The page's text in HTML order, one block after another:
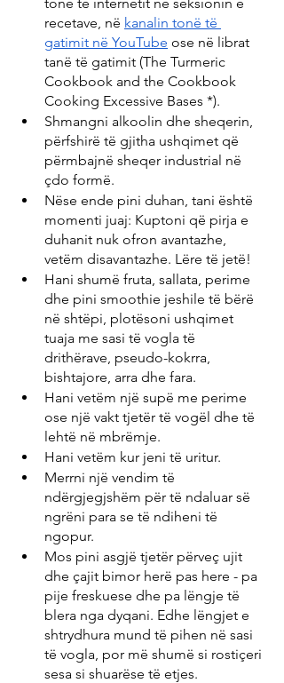
recetave, në kanalin tonë të
gatimit në YouTube ose në librat
tanë të gatimit (The Turmeric
Cookbook and the Cookbook
Cooking Excessive Bases *).
Shmangni alkoolin dhe sheqerin,
përfshirë të gjitha ushqimet që
përmbajnë sheqer industrial në
çdo formë.
Nëse ende pini duhan, tani është
momenti juaj: Kuptoni që pirja e
duhanit nuk ofron avantazhe,
vetëm disavantazhe. Lëre të jetë!
Hani shumë fruta, sallata, perime
dhe pini smoothie jeshile të bërë
në shtëpi, plotësoni ushqimet
tuaja me sasi të vogla të
drithërave, pseudo-kokrra,
bishtajore, arra dhe fara.
Hani vetëm një supë me perime
ose një vakt tjetër të vogël dhe të
lehtë në mbrëmje.
Hani vetëm kur jeni të uritur.
Merrni një vendim të
ndërgjegjshëm për të ndaluar së
ngrëni para se të ndiheni të
ngopur.
Mos pini asgjë tjetër përveç ujit
dhe çajit bimor herë pas here - pa
pije freskuese dhe pa lëngje të
blera nga dyqani. Edhe lëngjet e
shtrydhura mund të pihen në sasi
të vogla, por më shumë si rostiçeri
sesa si shuarëse të etjes.